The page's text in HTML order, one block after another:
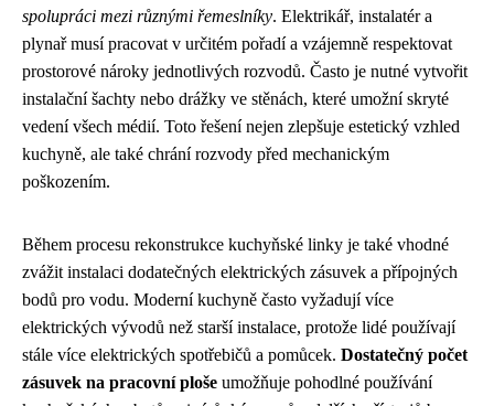
spolupráci mezi různými řemeslníky. Elektrikář, instalatér a
plynař musí pracovat v určitém pořadí a vzájemně respektovat
prostorové nároky jednotlivých rozvodů. Často je nutné vytvořit
instalační šachty nebo drážky ve stěnách, které umožní skryté
vedení všech médií. Toto řešení nejen zlepšuje estetický vzhled
kuchyně, ale také chrání rozvody před mechanickým
poškozením.
Během procesu rekonstrukce kuchyňské linky je také vhodné
zvážit instalaci dodatečných elektrických zásuvek a přípojných
bodů pro vodu. Moderní kuchyně často vyžadují více
elektrických vývodů než starší instalace, protože lidé používají
stále více elektrických spotřebičů a pomůcek. Dostatečný počet
zásuvek na pracovní ploše umožňuje pohodlné používání